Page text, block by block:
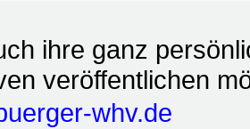
ihre ganz
veröffentlichen
whv.de